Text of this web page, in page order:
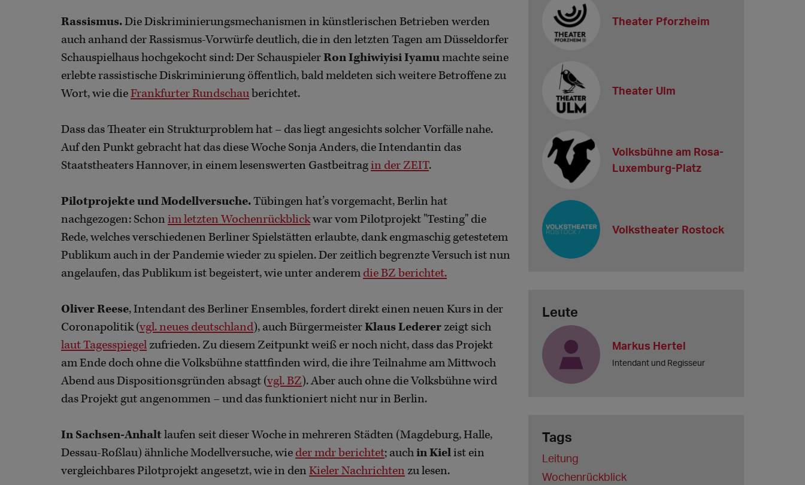
Rassismus.Die Diskriminierungsmechanismen in künstlerischen Betrieben werden
auch anhand der Rassismus-Vorwürfe deutlich, die in den letzten Tagen am Düsseldorfer
Schauspielhaus hochgekocht sind: Der SchauspielerRon Ighiwiyisi Iyamumachte seine
erlebte rassistische Diskriminierung öffentlich, bald meldeten sich weitere Betroffene zu
Wort, wie dieFrankfurter Rundschauberichtet.
Dass das Theater ein Strukturproblem hat – das liegt angesichts solcher Vorfälle nahe.
Auf den Punkt gebracht hat das diese Woche Sonja Anders, die Intendantin das
Staatstheaters Hannover, in einem lesenswerten Gastbeitragin der ZEIT.
Pilotprojekte und Modellversuche.Tübingen hat’s vorgemacht, Berlin hat
nachgezogen: Schon im letzten Wochenrückblickwar vom Pilotprojekt "Testing" die
Rede, welches verschiedenen Berliner Spielstätten erlaubte, dank engmaschig getestetem
Publikum auch in der Pandemie wieder zu spielen. Der zeitlich begrenzte Versuch ist nun
angelaufen, das Publikum ist begeistert, wie unter anderem die BZ berichtet.
Oliver Reese, Intendant des Berliner Ensembles, fordert direkt einen neuen Kurs in der
Coronapolitik (vgl. neues deutschland), auch BürgermeisterKlaus Lederer zeigt sich
laut Tagesspiegel zufrieden. Zu diesem Zeitpunkt weiß er noch nicht, dass das Projekt
am Ende doch ohne die Volksbühne stattfinden wird, die ihre Teilnahme am Mittwoch
Abend aus Dispositionsgründen absagt (vgl. BZ). Aber auch ohne die Volksbühne wird
das Projekt gut angenommen – und das funktioniert nicht nur in Berlin.
In Sachsen-Anhalt laufen seit dieser Woche in mehreren Städten (Magdeburg, Halle,
Dessau-Roßlau) ähnliche Modellversuche, wie der mdr berichtet; auchin Kielist ein
vergleichbares Pilotprojekt angesetzt, wie in den Kieler Nachrichten zu lesen.
Theater Pforzheim
Theater Ulm
Volksbühne am Rosa-
Luxemburg-Platz
Volkstheater Rostock
Leute
Markus Hertel
Intendant und Regisseur
Tags
Leitung
Wochenrückblick